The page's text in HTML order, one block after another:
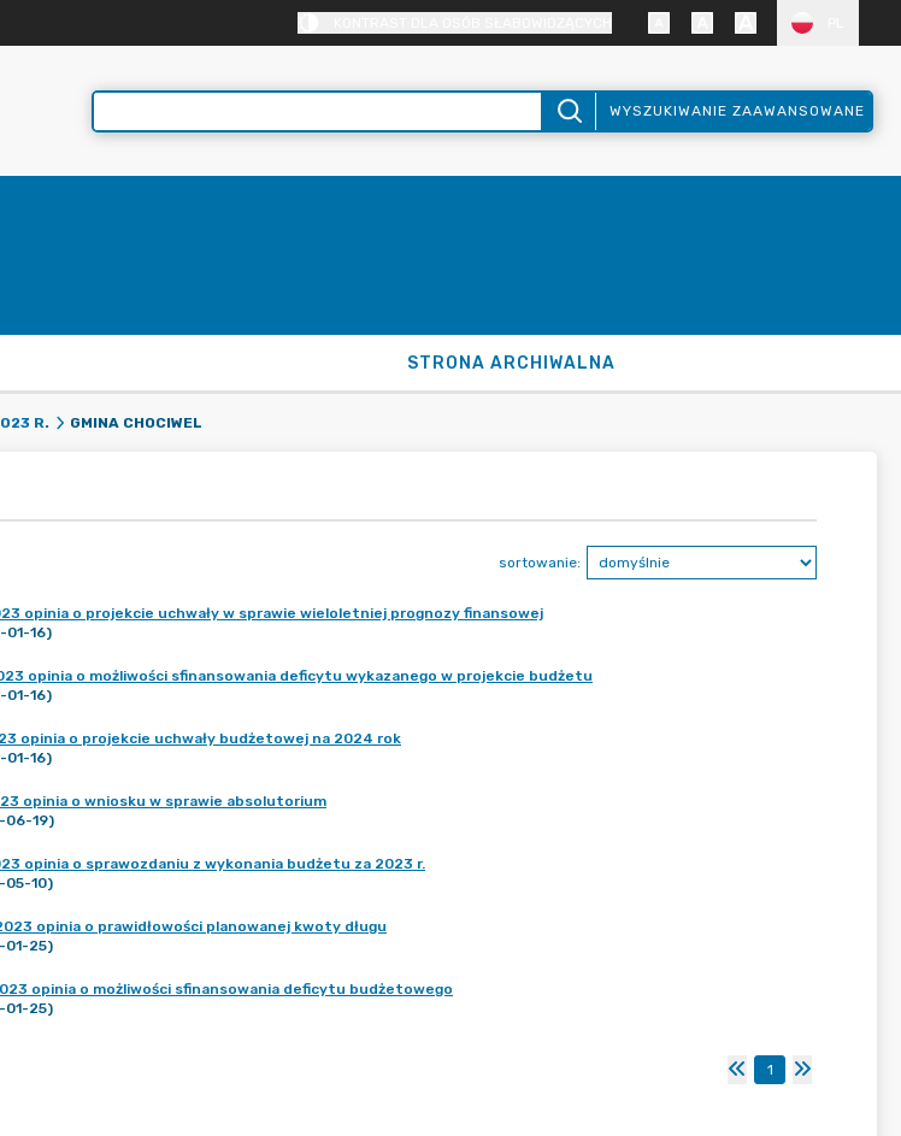
WYSZUKIWANIE ZAAWANSOWANE
STRONA ARCHIWALNA
R. GMINA CHOCIWEL
sortowanie:
opinia o projekcie uchwały w sprawie wieloletniej prognozy finansowej
01-16)
opinia o możliwości sfinansowania deficytu wykazanego w projekcie budżetu
01-16)
opinia o projekcie uchwały budżetowej na 2024 rok
01-16)
opinia o wniosku w sprawie absolutorium
06-19)
opinia o sprawozdaniu z wykonania budżetu za 2023 r.
05-10)
opinia o prawidłowości planowanej kwoty długu
01-25)
opinia o możliwości sfinansowania deficytu budżetowego
01-25)
1